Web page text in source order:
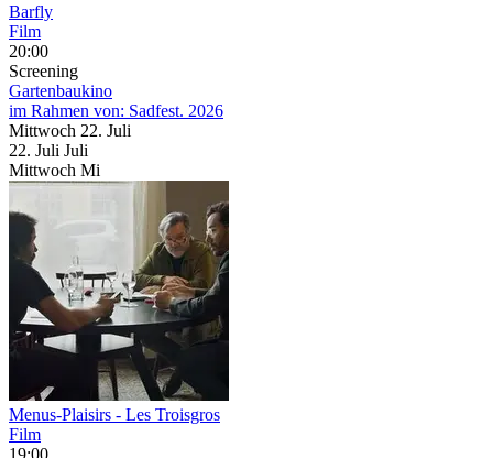
Barfly
Film
20:00
Screening
Gartenbaukino
im Rahmen von: Sadfest. 2026
Mittwoch 22. Juli
22. Juli Juli
Mittwoch Mi
Menus-Plaisirs - Les Troisgros
Film
19:00